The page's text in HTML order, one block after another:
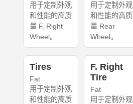
用于定制外观
和性能的高质
量 F. Right
Wheel。
用于定制外观
和性能的高质
量 Rear
Wheel。
Tires
Fat
用于定制外观
和性能的高质
F. Right
Tire
Fat
用于定制外观